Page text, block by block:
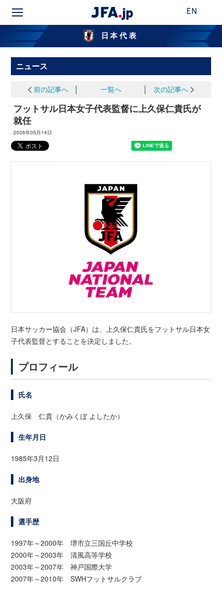
EN
日本代表
ニュース
前の記事へ 一覧へ 次の記事へ
フットサル日本女子代表監督に上久保仁貴氏が
就任
2026年05月14日
日本サッカー協会（JFA）は、上久保仁貴氏をフットサル日本女
子代表監督とすることを決定しました。
プロフィール
氏名
上久保 仁貴（かみくぼ よしたか）
生年月日
1985年3月12日
出身地
大阪府
選手歴
1997年～2000年 堺市立三国丘中学校
2000年～2003年 清風高等学校
2003年～2007年 神戸国際大学
2007年～2010年 SWHフットサルクラブ